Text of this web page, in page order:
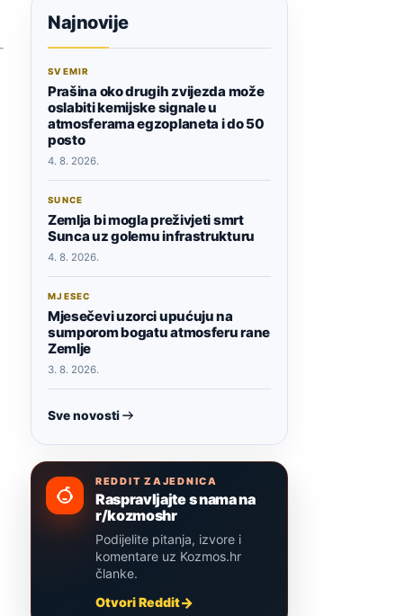
Najnovije
SVEMIR
Prašina oko drugih zvijezda može
oslabiti kemijske signale u
atmosferama egzoplaneta i do 50
posto
4. 8. 2026.
SUNCE
Zemlja bi mogla preživjeti smrt
Sunca uz golemu infrastrukturu
4. 8. 2026.
MJESEC
Mjesečevi uzorci upućuju na
sumporom bogatu atmosferu rane
Zemlje
3. 8. 2026.
Sve novosti
REDDIT ZAJEDNICA
Raspravljajte s nama na
r/kozmoshr
Podijelite pitanja, izvore i
komentare uz Kozmos.hr
članke.
Otvori Reddit